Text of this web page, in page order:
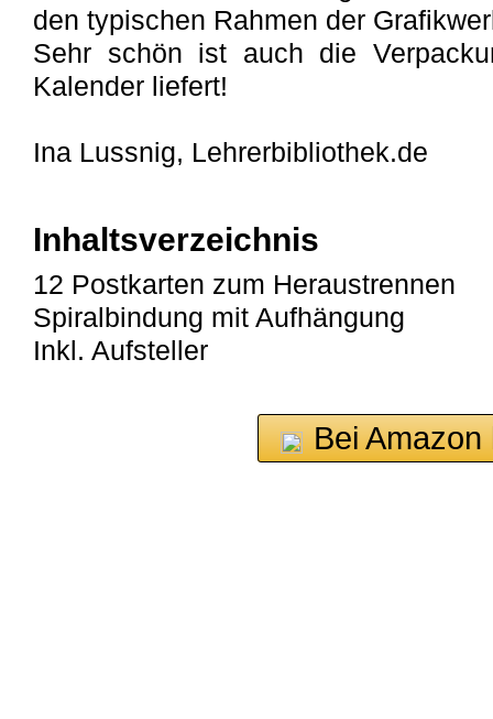
den typischen Rahmen der
Sehr schön ist auch die
Kalender liefert!
Ina Lussnig, Lehrerbibliothek.de
Inhaltsverzeichnis
12 Postkarten zum Heraustrennen
Spiralbindung mit Aufhängung
Inkl. Aufsteller
Bei Amazon